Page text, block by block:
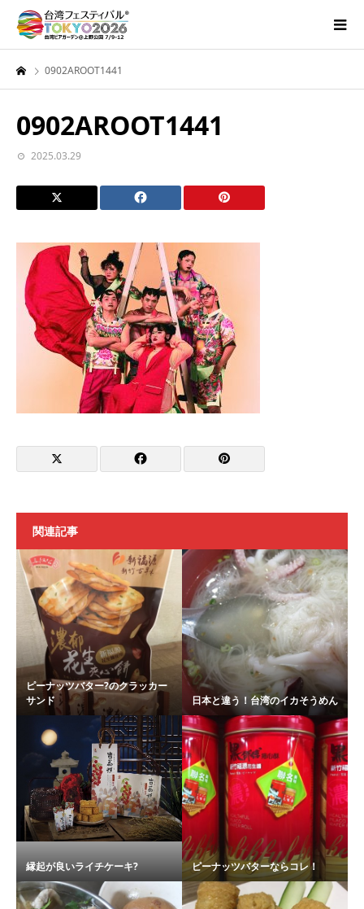
0902AROOT1441
0902AROOT1441
2025.03.29
関連記事
ピーナッツバター?のクラッカー
サンド
日本と違う！台湾のイカそうめん
縁起が良いライチケーキ? ピーナッツバターならコレ！